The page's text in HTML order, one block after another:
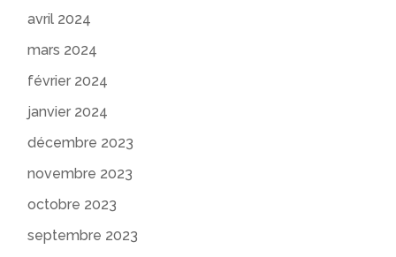
avril 2024
mars 2024
février 2024
janvier 2024
décembre 2023
novembre 2023
octobre 2023
septembre 2023